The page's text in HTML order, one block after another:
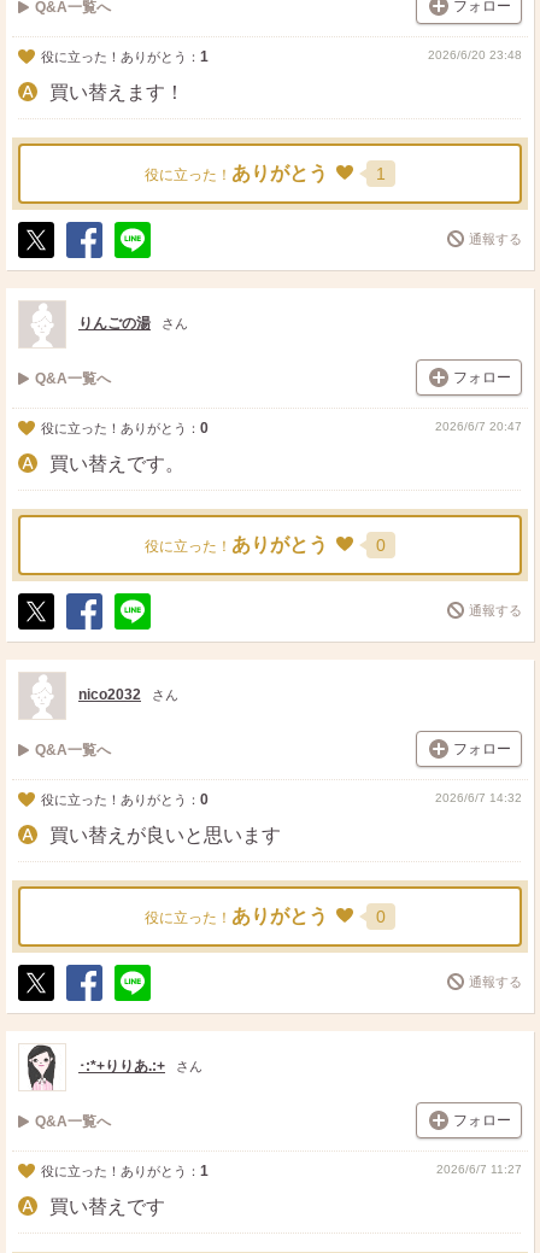
Q&A一覧へ フォロー
役に立った！ありがとう： 1 2026/6/20 23:48
買い替えます！
役に立った！ ありがとう 1
ポ
ス
ト
シ
ェ
送
る
通報する
りんごの湯 さん
Q&A一覧へ フォロー
役に立った！ありがとう： 0 2026/6/7 20:47
買い替えです。
役に立った！ ありがとう 0
ポ
ス
ト
シ
ェ
送
る
通報する
nico2032 さん
Q&A一覧へ フォロー
役に立った！ありがとう： 0 2026/6/7 14:32
買い替えが良いと思います
役に立った！ ありがとう 0
ポ
ス
ト
シ
ェ
送
る
通報する
･:*+りりあ.:+ さん
Q&A一覧へ フォロー
役に立った！ありがとう： 1 2026/6/7 11:27
買い替えです